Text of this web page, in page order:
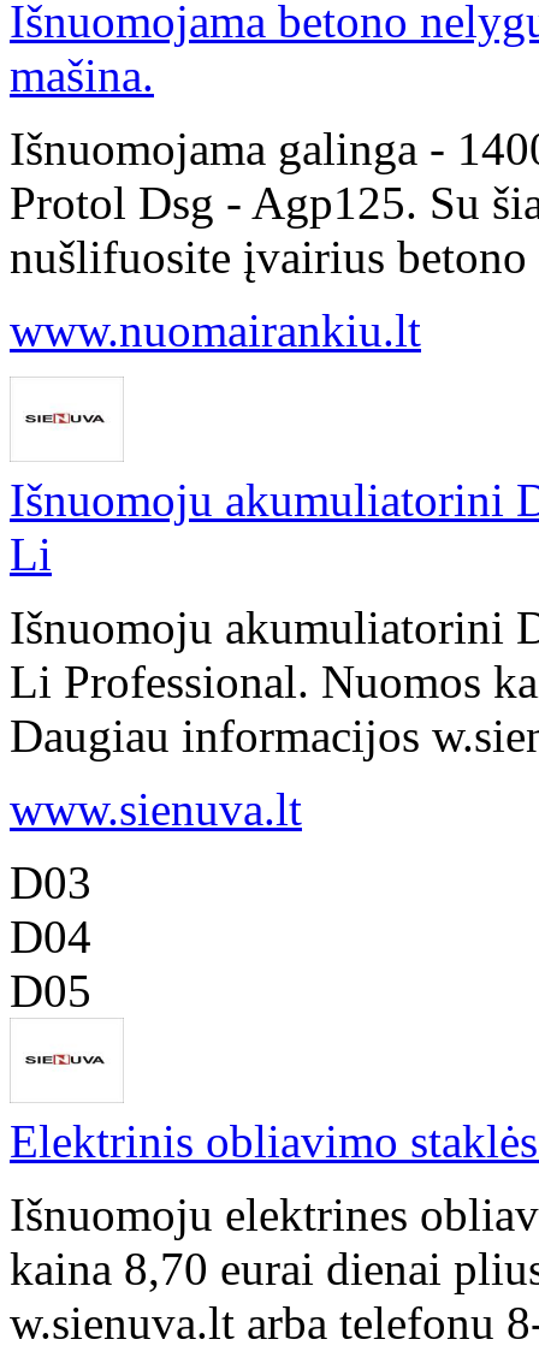
Išnuomojama betono
mašina.
Išnuomojama galinga -
Protol Dsg - Agp125. Su
nušlifuosite įvairius
www.nuomairankiu.lt
Išnuomoju akumuliatorini
Li
Išnuomoju akumuliatorini
Li Professional. Nuomos
Daugiau informacijos
www.sienuva.lt
D03
D04
D05
Elektrinis obliavimo
Išnuomoju elektrines
kaina 8,70 eurai dienai
w.sienuva.lt arba telefonu